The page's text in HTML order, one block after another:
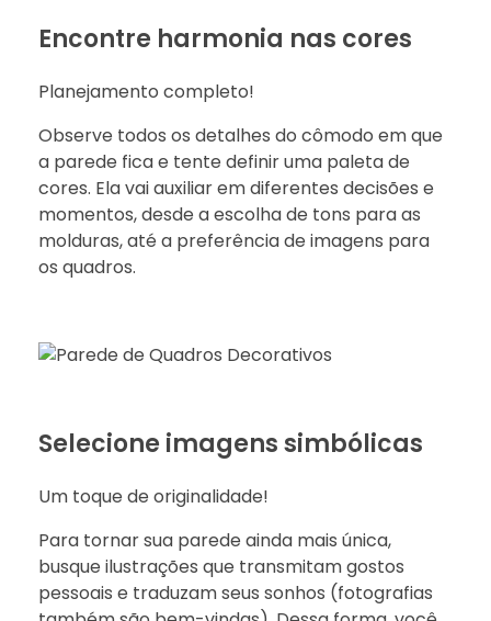
Encontre harmonia nas cores
Planejamento completo!
Observe todos os detalhes do cômodo em que
a parede fica e tente definir uma paleta de
cores. Ela vai auxiliar em diferentes decisões e
momentos, desde a escolha de tons para as
molduras, até a preferência de imagens para
os quadros.
Selecione imagens simbólicas
Um toque de originalidade!
Para tornar sua parede ainda mais única,
busque ilustrações que transmitam gostos
pessoais e traduzam seus sonhos (fotografias